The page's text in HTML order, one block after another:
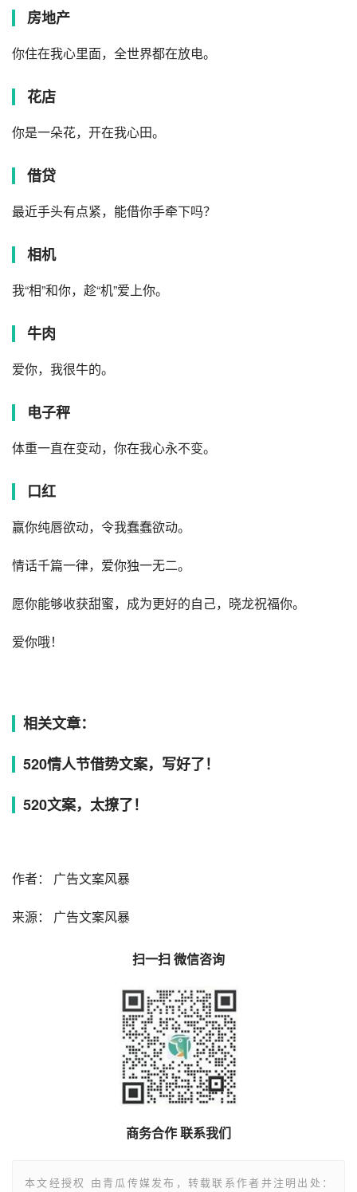
房地产
你住在我心里面，全世界都在放电。
花店
你是一朵花，开在我心田。
借贷
最近手头有点紧，能借你手牵下吗？
相机
我“相”和你，趁“机”爱上你。
牛肉
爱你，我很牛的。
电子秤
体重一直在变动，你在我心永不变。
口红
赢你纯唇欲动，令我蠢蠢欲动。
情话千篇一律，爱你独一无二。
愿你能够收获甜蜜，成为更好的自己，晓龙祝福你。
爱你哦！
相关文章：
520情人节借势文案，写好了！
520文案，太撩了！
作者： 广告文案风暴
来源： 广告文案风暴
扫一扫 微信咨询
商务合作 联系我们
本文经授权 由青瓜传媒发布，转载联系作者并注明出处：